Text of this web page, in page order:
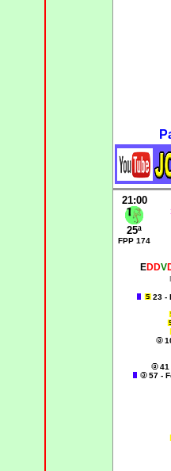
21:00
25ª
FPP 174
EDDV
23 -
41
57 -